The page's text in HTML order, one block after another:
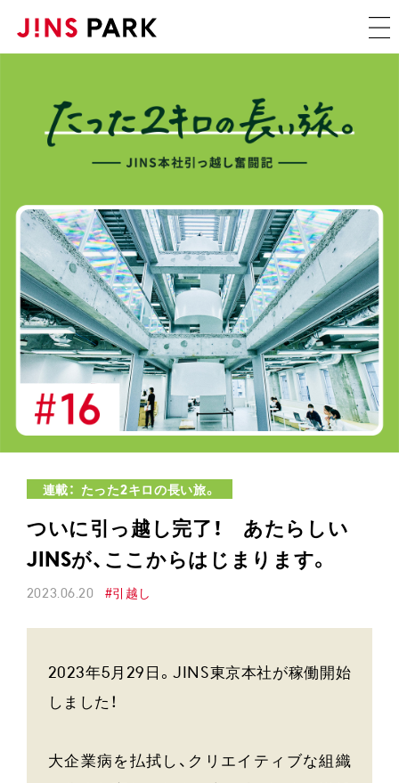
連載： たった2キロの長い旅。
ついに引っ越し完了！ あたらしい
JINSが、ここからはじまります。
2023.06.20 #引越し
2023年5月29日。JINS東京本社が稼働開始
しました！
大企業病を払拭し、クリエイティブな組織